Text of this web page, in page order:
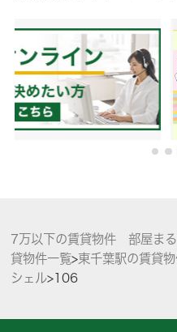
7万以下の賃貸物件 部屋ま
貸物件一覧>東千葉駅の賃貸
シェル>106